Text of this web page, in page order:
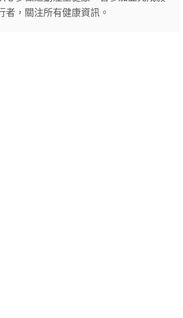
者，關注所有健康資訊。